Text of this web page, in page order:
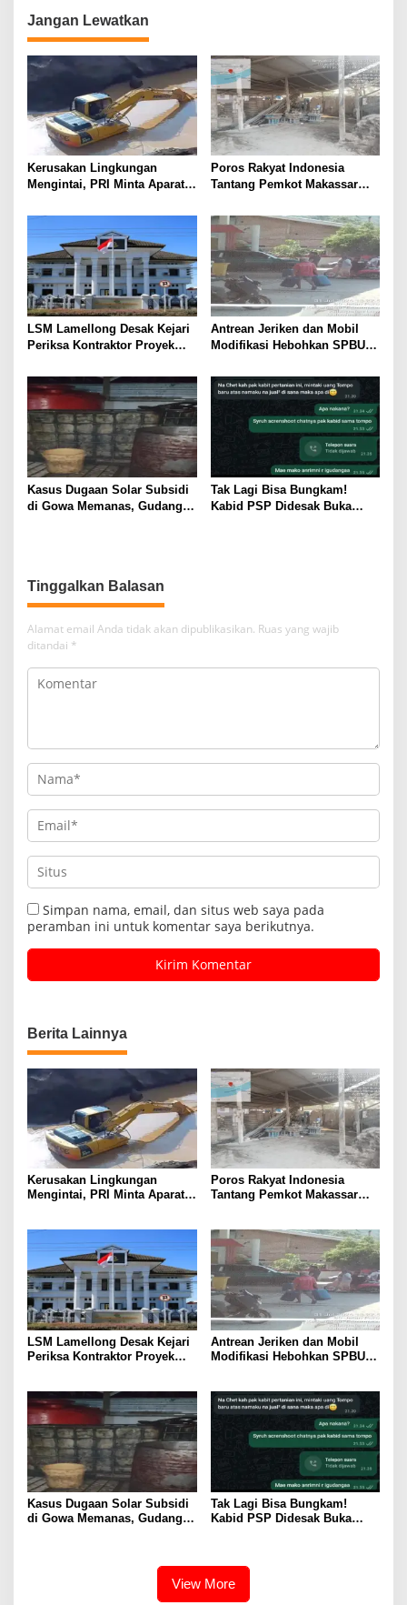
Jangan Lewatkan
Kerusakan Lingkungan
Mengintai, PRI Minta Aparat
Gowa
Poros Rakyat Indonesia
Tantang Pemkot Makassar
Paving Block Sekarang
LSM Lamellong Desak Kejari
Periksa Kontraktor Proyek
Antrean Jeriken dan Mobil
Modifikasi Hebohkan SPBU
Solar Kembali Muncul
Kasus Dugaan Solar Subsidi
di Gowa Memanas, Gudang
Tak Lagi Bisa Bungkam!
Kabid PSP Didesak Buka
Tinggalkan Balasan
Alamat email Anda tidak akan dipublikasikan. Ruas yang wajib
ditandai *
Simpan nama, email, dan situs web saya pada
peramban ini untuk komentar saya berikutnya.
Berita Lainnya
Kerusakan Lingkungan
Mengintai, PRI Minta Aparat
Poros Rakyat Indonesia
Tantang Pemkot Makassar
LSM Lamellong Desak Kejari
Periksa Kontraktor Proyek
Antrean Jeriken dan Mobil
Modifikasi Hebohkan SPBU
Kasus Dugaan Solar Subsidi
di Gowa Memanas, Gudang
Tak Lagi Bisa Bungkam!
Kabid PSP Didesak Buka
View More